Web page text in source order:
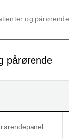
og pårørende
pårørende